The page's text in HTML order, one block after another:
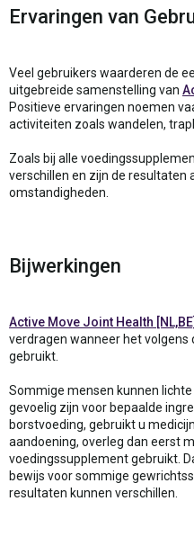
Ervaringen van
Veel gebruikers waarderen de
uitgebreide samenstelling van
Positieve ervaringen noemen
activiteiten zoals wandelen,
Zoals bij alle
verschillen en zijn de resultaten
omstandigheden.
Bijwerkingen
Active Move Joint Health [NL,BE]
verdragen wanneer het
gebruikt.
Sommige mensen kunnen
gevoelig zijn voor bepaalde
borstvoeding, gebruikt u
aandoening, overleg dan eerst
voedingssupplement gebruikt.
bewijs voor sommige
resultaten kunnen verschillen.